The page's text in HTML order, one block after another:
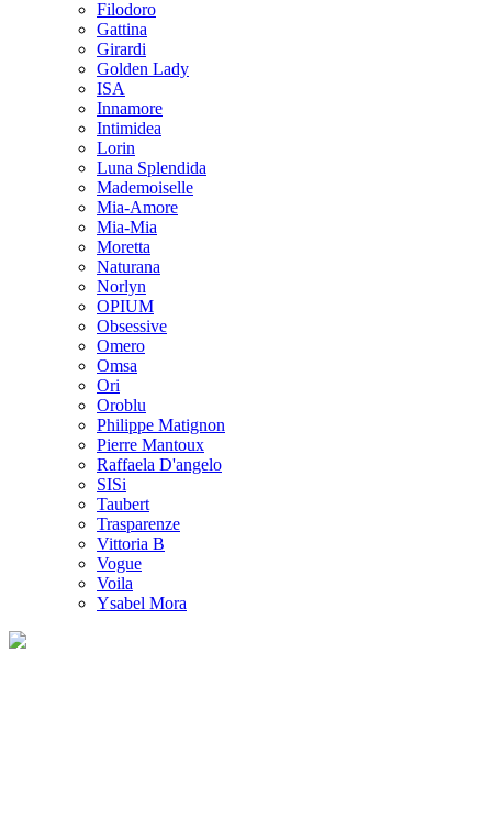
Filodoro
Gattina
Girardi
Golden Lady
ISA
Innamore
Intimidea
Lorin
Luna Splendida
Mademoiselle
Mia-Amore
Mia-Mia
Moretta
Naturana
Norlyn
OPIUM
Obsessive
Omero
Omsa
Ori
Oroblu
Philippe Matignon
Pierre Mantoux
Raffaela D'angelo
SISi
Taubert
Trasparenze
Vittoria B
Vogue
Voila
Ysabel Mora